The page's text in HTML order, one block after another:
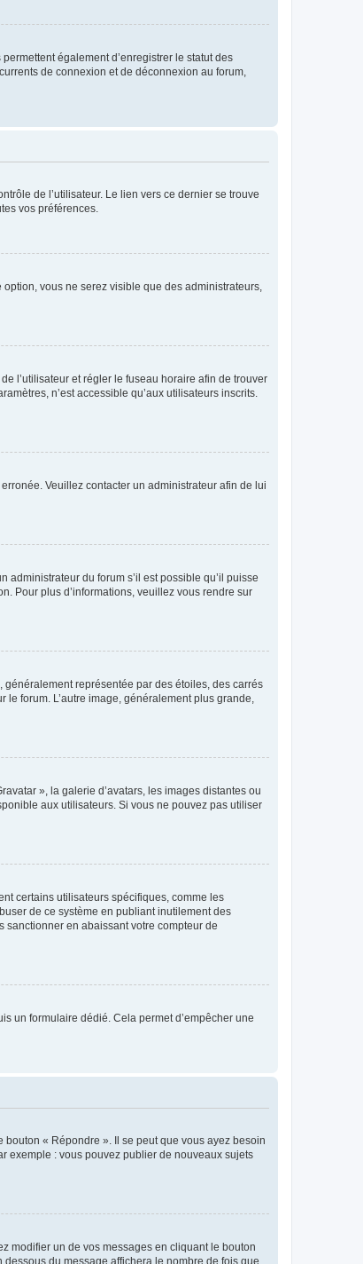
également d’enregistrer le statut des
de connexion et de déconnexion au forum,
de l’utilisateur. Le lien vers ce dernier se trouve
vos préférences.
vous ne serez visible que des administrateurs,
l’utilisateur et régler le fuseau horaire afin de trouver
n’est accessible qu’aux utilisateurs inscrits.
Veuillez contacter un administrateur afin de lui
du forum s’il est possible qu’il puisse
Pour plus d’informations, veuillez vous rendre sur
généralement représentée par des étoiles, des carrés
forum. L’autre image, généralement plus grande,
», la galerie d’avatars, les images distantes ou
aux utilisateurs. Si vous ne pouvez pas utiliser
certains utilisateurs spécifiques, comme les
de ce système en publiant inutilement des
sanctionner en abaissant votre compteur de
un formulaire dédié. Cela permet d’empêcher une
« Répondre ». Il se peut que vous ayez besoin
exemple : vous pouvez publier de nouveaux sujets
modifier un de vos messages en cliquant le bouton
du message affichera le nombre de fois que